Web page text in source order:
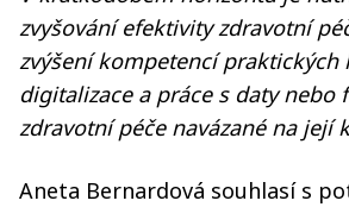
zvyšování efektivity zdravotní
zvýšení kompetencí praktických
digitalizace a práce s daty nebo
zdravotní péče navázané na její
Aneta Bernardová souhlasí s